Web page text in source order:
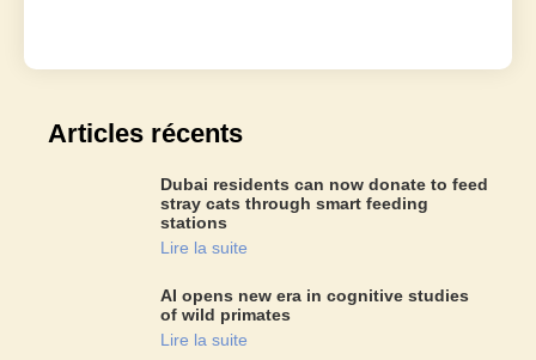
Articles récents
Dubai residents can now donate to feed
stray cats through smart feeding
stations
Lire la suite
AI opens new era in cognitive studies
of wild primates
Lire la suite